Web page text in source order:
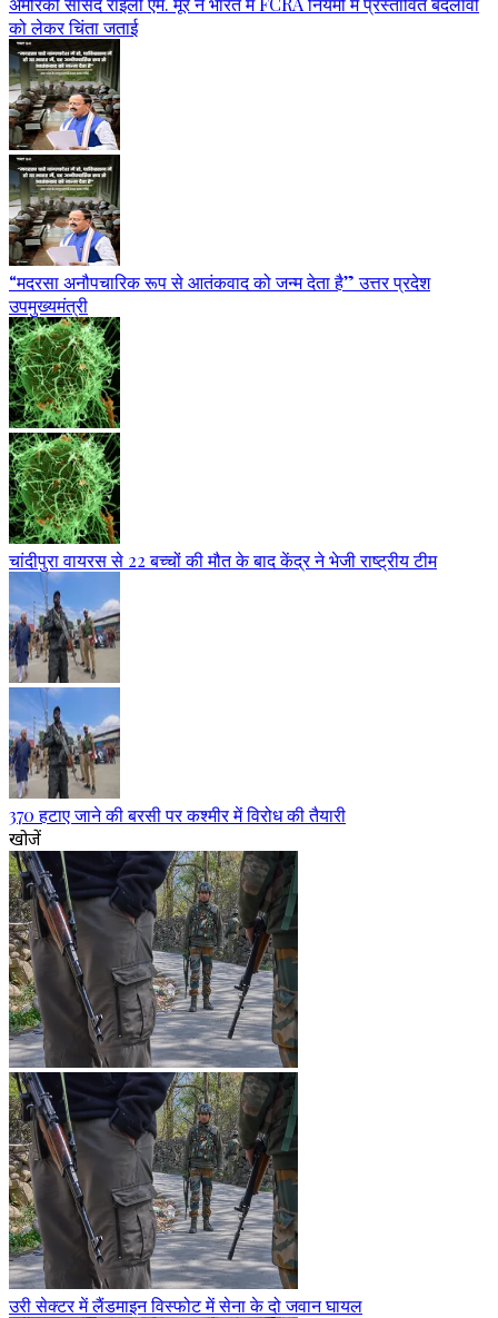
को लेकर चिंता जताई
“मदरसा अनौपचारिक रूप से आतंकवाद को जन्म देता है” उत्तर प्रदेश
उपमुख्यमंत्री
चांदीपुरा वायरस से 22 बच्चों की मौत के बाद केंद्र ने भेजी राष्ट्रीय टीम
370 हटाए जाने की बरसी पर कश्मीर में विरोध की तैयारी
खोजें
उरी सेक्टर में लैंडमाइन विस्फोट में सेना के दो जवान घायल